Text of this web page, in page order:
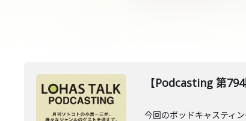
【Podcasting 第
今回のポッドキャスティ